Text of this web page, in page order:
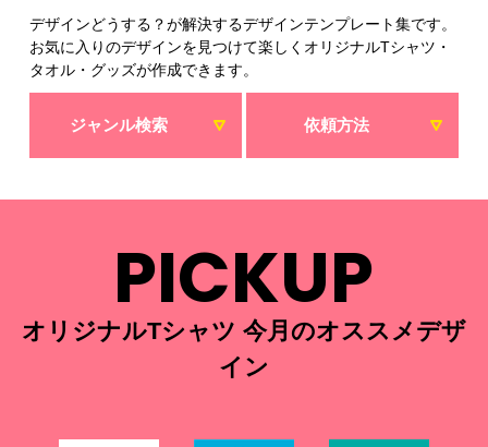
デザインどうする？が解決するデザインテンプレート集です。
お気に入りのデザインを見つけて楽しくオリジナルTシャツ・
タオル・グッズが作成できます。
ジャンル検索 依頼方法
PICKUP
オリジナルTシャツ 今月のオススメデザ
イン